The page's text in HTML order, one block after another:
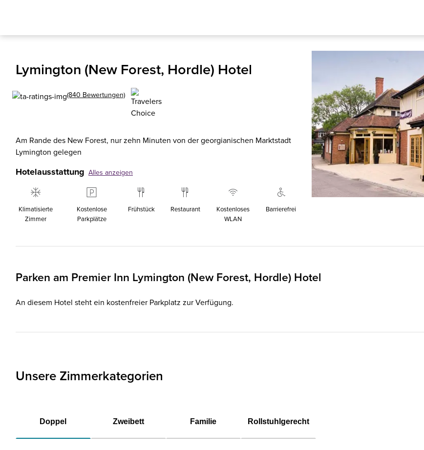
Lymington (New Forest, Hordle) Hotel
(840 Bewertungen)
Am Rande des New Forest, nur zehn Minuten von der georgianischen Marktstadt
Lymington gelegen
Hotelausstattung Alles anzeigen
Klimatisierte
Zimmer
Kostenlose
Parkplätze
Frühstück Restaurant
Kostenloses
WLAN
Barrierefrei
Parken am Premier Inn Lymington (New Forest, Hordle) Hotel
An diesem Hotel steht ein kostenfreier Parkplatz zur Verfügung.
Unsere Zimmerkategorien
Doppel Zweibett Familie Rollstuhlgerecht